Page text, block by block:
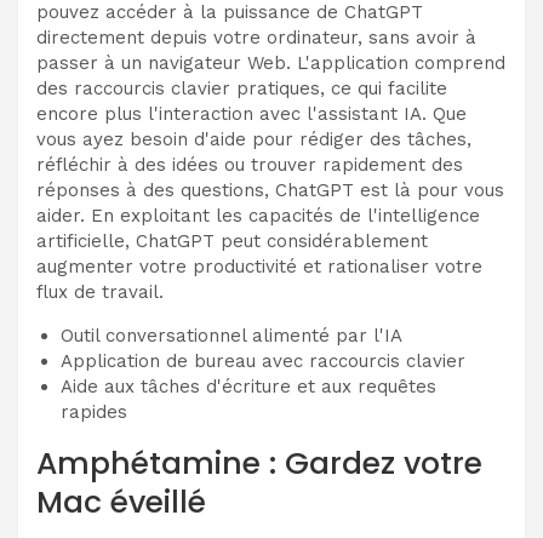
pouvez accéder à la puissance de ChatGPT
directement depuis votre ordinateur, sans avoir à
passer à un navigateur Web. L'application comprend
des raccourcis clavier pratiques, ce qui facilite
encore plus l'interaction avec l'assistant IA. Que
vous ayez besoin d'aide pour rédiger des tâches,
réfléchir à des idées ou trouver rapidement des
réponses à des questions, ChatGPT est là pour vous
aider. En exploitant les capacités de l'intelligence
artificielle, ChatGPT peut considérablement
augmenter votre productivité et rationaliser votre
flux de travail.
Outil conversationnel alimenté par l'IA
Application de bureau avec raccourcis clavier
Aide aux tâches d'écriture et aux requêtes
rapides
Amphétamine : Gardez votre
Mac éveillé